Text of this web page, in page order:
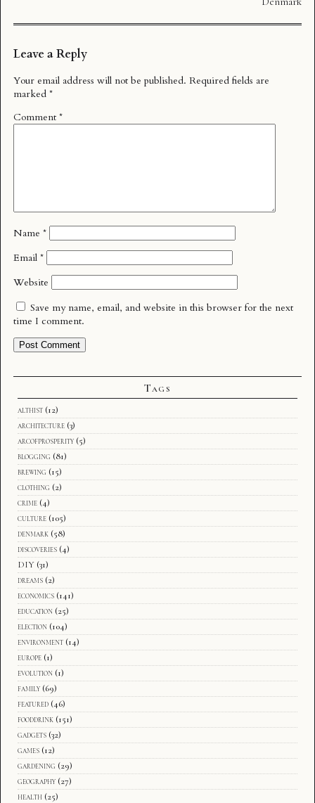
Leave a Reply
Your email address will not be published. Required fields are
marked *
Comment *
Name *
Email *
Website
Save my name, email, and website in this browser for the next
time I comment.
Tags
althist (12)
architecture (3)
arcofprosperity (5)
blogging (81)
brewing (15)
clothing (2)
crime (4)
culture (105)
denmark (58)
discoveries (4)
DIY (31)
dreams (2)
economics (141)
education (25)
election (104)
environment (14)
europe (1)
evolution (1)
family (69)
featured (46)
fooddrink (151)
gadgets (32)
games (12)
gardening (29)
geography (27)
health (25)